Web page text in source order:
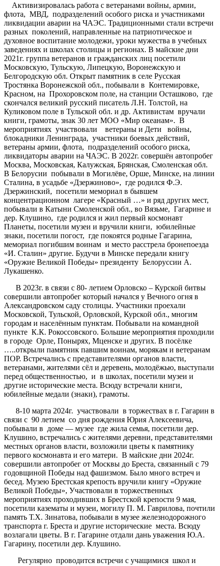
Активизировалась работа с ветеранами войны, армии,
флота, МВД, подразделений особого риска и участниками
ликвидации аварии на ЧАЭС. Традиционными стали встречи
разных поколений, направленные на патриотическое и
духовное воспитание молодежи, уроки мужества в учебных
заведениях и школах столицы и регионах. В майские дни
2021г. группа ветеранов и гражданских лиц посетили
Московскую, Тульскую, Липецкую, Воронежскую и
Белгородскую обл. Открыт памятник в селе Русская
Тростянка Воронежской обл., побывали в Контемировке,
Красном, на Прохоровском поле, на станции Осташково, где
скончался великий русский писатель Л.Н. Толстой, на
Куликовом поле в Тульской обл. и др. Активистам вручали
книги, грамоты, знак 30 лет МОО «Мир океанам». В
мероприятиях участвовали ветераны и Дети войны,
блокадники Ленинграда, участники боевых действий,
ветераны армии, флота, подразделений особого риска,
ликвидаторы аварии на ЧАЭС. В 2022г. совершён автопробег
Москва, Московская, Калужская, Брянская, Смоленская обл.
В Белорусии побывали в Могилёве, Орше, Минске, на линии
Сталина, в усадьбе «Дзержиново», где родился Ф.Э.
Дзержинский, посетили мемориал в бывшем
концентрационном лагере «Красный …» и ряд других мест,
побывали в Катыни Смоленской обл., во Вязьме, Гагарине и
дер. Клушино, где родился и жил первый космонавт
Планеты, посетили музеи и вручили книги, юбилейные
знаки, посетили погост, где покоятся родные Гагарина,
мемориал погибшим воинам и место расстрела бронепоезда
«И. Сталин» другие. Будучи в Минске передали книгу
«Оружие Великой Победы» президенту Белоруссии А.
Лукашенко.
В 2023г. в связи с 80- летием Орловско – Курской битвы
совершили автопробег который начался у Вечного огня в
Александровском саду столицы. Участники проехали
Московской, Тульской, Орловской, Курской обл., многим
городам и населённым пунктам. Побывали на командной
пункте К.К. Рокоссовского. Большие мероприятия проходили
в городе Орле, Понырях, Мценске и других. В посёлке
…..открыли памятник павшим воинам, морякам и ветеранам
ПОР. Встречались с представителями органов власти,
ветеранами, жителями сёл и деревень, молодёжью, выступали
перед общественностью, и в школах, посетили музеи и
другие исторические места. Всюду встречали книги,
юбилейные медали (знаки), грамоты.
8-10 марта 2024г. участвовали в торжествах в г. Гагарин в
связи с 90 летием со дня рождения Юрия Алексеевича,
побывали в доме — музее где жила семья, посетили дер.
Клушино, встречались с жителями деревни, представителями
местных органов власти, возложили цветы к памятнику
первого космонавта и его матери. В майские дни 2024г.
совершили автопробег от Москвы до Бреста, связанный с 79
годовщиной Победы над фашизмом. Было много встреч и
бесед. Музею Брестская крепость вручили книгу «Оружие
Великой Победы», Участвовали в торжественных
мероприятиях проходивших в Брестской крепости 9 мая,
посетили казематы и музеи, могилу П. М. Гаврилова, почтили
память Т.Х. Зинатова, побывали в музее железнодорожного
транспорта г. Бреста и другие исторические места. Всюду
возлагали цветы. В г. Гагарине отдали дань уважения Ю.А.
Гагарину, посетили дер. Клушино.
Регулярно проводится встречи с учащимися школ и